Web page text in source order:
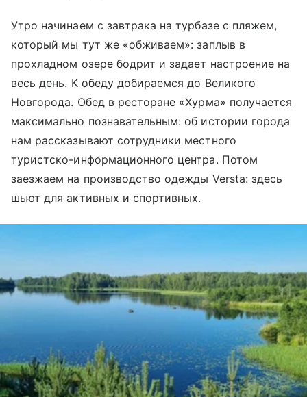
Утро начинаем с завтрака на турбазе с пляжем,
который мы тут же «обживаем»: заплыв в
прохладном озере бодрит и задает настроение на
весь день. К обеду добираемся до Великого
Новгорода. Обед в ресторане «Хурма» получается
максимально познавательным: об истории города
нам рассказывают сотрудники местного
туристско-информационного центра. Потом
заезжаем на производство одежды Versta: здесь
шьют для активных и спортивных.